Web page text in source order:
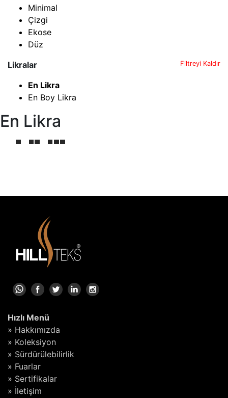
Minimal
Çizgi
Ekose
Düz
Likralar
Filtreyi Kaldır
En Likra
En Boy Likra
En Likra
Hızlı Menü
» Hakkımızda
» Koleksiyon
» Sürdürülebilirlik
» Fuarlar
» Sertifikalar
» İletişim